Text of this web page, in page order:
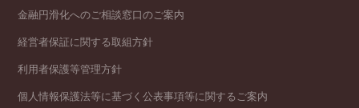
金融円滑化へのご相談窓口のご案内
経営者保証に関する取組方針
利用者保護等管理方針
個人情報保護法等に基づく公表事項等に関するご案内